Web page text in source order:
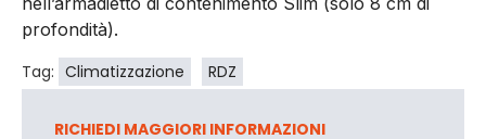
profondità).
Tag: Climatizzazione RDZ
RICHIEDI MAGGIORI INFORMAZIONI